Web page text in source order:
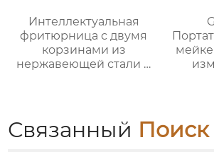
Интеллектуальная
фритюрница с двумя
корзинами из
нержавеющей стали и
Связанный Поиск